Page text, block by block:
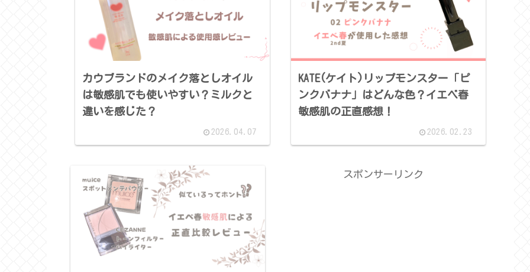
カウブランドのメイク落としオイル
は敏感肌でも使いやすい？ミルクと
違いを感じた？
2026.04.07
KATE(ケイト)リップモンスター「ピ
ンクバナナ」はどんな色？イエベ春
敏感肌の正直感想！
2026.02.23
スポンサーリンク